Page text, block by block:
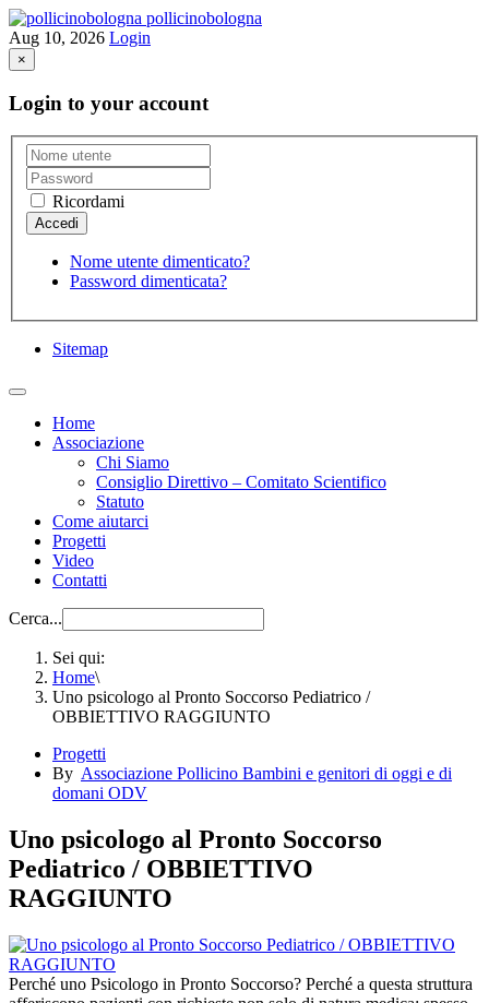
pollicinobologna
Aug 10, 2026 Login
×
Login to your account
Ricordami
Nome utente dimenticato?
Password dimenticata?
Sitemap
Home
Associazione
Chi Siamo
Consiglio Direttivo – Comitato Scientifico
Statuto
Come aiutarci
Progetti
Video
Contatti
Cerca...
Sei qui:
Home\
Uno psicologo al Pronto Soccorso Pediatrico /
OBBIETTIVO RAGGIUNTO
Progetti
By Associazione Pollicino Bambini e genitori di oggi e di
domani ODV
Uno psicologo al Pronto Soccorso
Pediatrico / OBBIETTIVO
RAGGIUNTO
Perché uno Psicologo in Pronto Soccorso? Perché a questa struttura